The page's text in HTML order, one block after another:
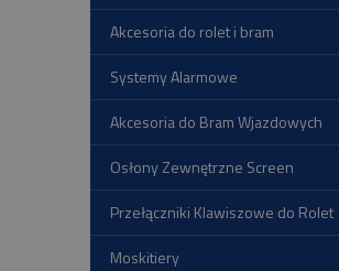
Akcesoria do rolet i bram
Systemy Alarmowe
Akcesoria do Bram Wjazdowych
Osłony Zewnętrzne Screen
Przełączniki Klawiszowe do Rolet
Moskitiery